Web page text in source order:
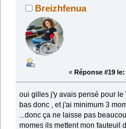
Breizhfenua
« Réponse #19 le:
oui gilles j'y avais pensé pour
bas donc , et j'ai minimum 3
...donc ça ne laisse pas
momes ils mettent mon fauteuil